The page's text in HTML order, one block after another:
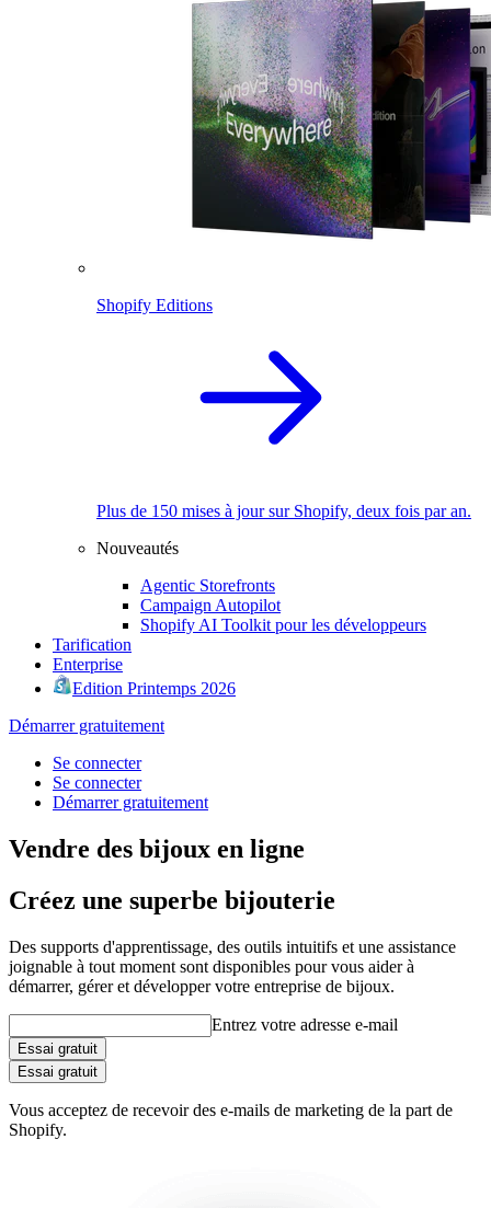
Shopify Editions
Plus de 150 mises à jour sur Shopify, deux fois par an.
Nouveautés
Agentic Storefronts
Campaign Autopilot
Shopify AI Toolkit pour les développeurs
Tarification
Enterprise
Edition Printemps 2026
Démarrer gratuitement
Se connecter
Se connecter
Démarrer gratuitement
Vendre des bijoux en ligne
Créez une superbe bijouterie
Des supports d'apprentissage, des outils intuitifs et une assistance
joignable à tout moment sont disponibles pour vous aider à
démarrer, gérer et développer votre entreprise de bijoux.
Entrez votre adresse e-mail
Essai gratuit
Essai gratuit
Vous acceptez de recevoir des e-mails de marketing de la part de
Shopify.